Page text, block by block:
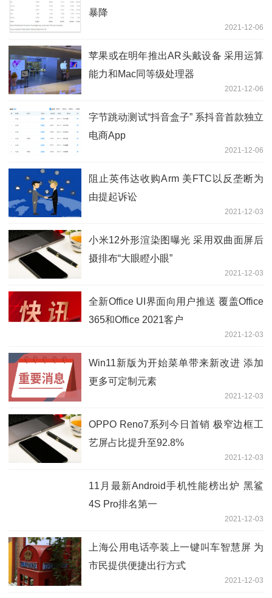
暴降
2021-12-06
苹果或在明年推出AR头戴设备 采用运算
能力和Mac同等级处理器
2021-12-06
字节跳动测试“抖音盒子” 系抖音首款独立
电商App
2021-12-06
阻止英伟达收购Arm 美FTC以反垄断为
由提起诉讼
2021-12-03
小米12外形渲染图曝光 采用双曲面屏后
摄排布“大眼瞪小眼”
2021-12-03
全新Office UI界面向用户推送 覆盖Office
365和Office 2021客户
2021-12-03
Win11新版为开始菜单带来新改进 添加
更多可定制元素
2021-12-03
OPPO Reno7系列今日首销 极窄边框工
艺屏占比提升至92.8%
2021-12-03
11月最新Android手机性能榜出炉 黑鲨
4S Pro排名第一
2021-12-03
上海公用电话亭装上一键叫车智慧屏 为
市民提供便捷出行方式
2021-12-03